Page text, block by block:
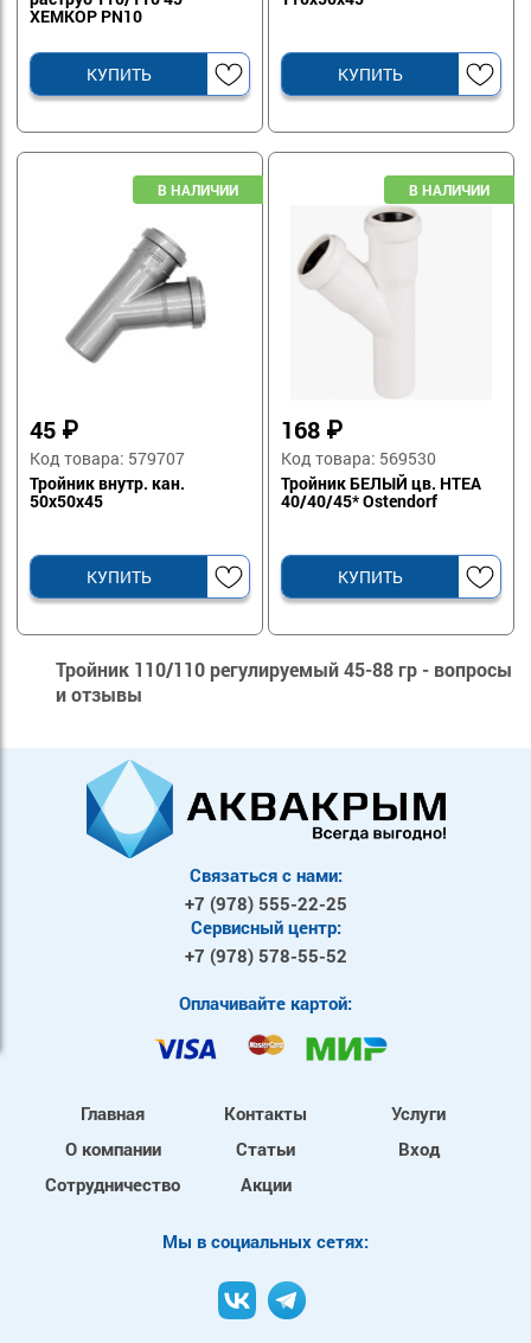
ХЕМКОР PN10
КУПИТЬ КУПИТЬ
45 ₽
Код товара: 579707
Тройник внутр. кан.
50х50х45
КУПИТЬ
168 ₽
Код товара: 569530
Тройник БЕЛЫЙ цв. HTEA
40/40/45* Ostendorf
КУПИТЬ
Тройник 110/110 регулируемый 45-88 гр - вопросы
и отзывы
Связаться с нами:
+7 (978) 555-22-25
Сервисный центр:
+7 (978) 578-55-52
Оплачивайте картой:
Главная
О компании
Сотрудничество
Контакты
Статьи
Акции
Услуги
Вход
Mы в социальных сетях: